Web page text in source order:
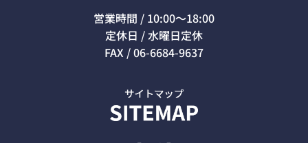
営業時間 / 10:00～18:00
定休日 / 水曜日定休
FAX / 06-6684-9637